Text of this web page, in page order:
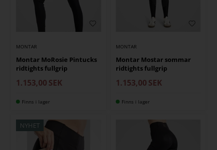
MONTAR
Montar MoRosie Pintucks
ridtights fullgrip
1.153,00 SEK
Finns i lager
MONTAR
Montar Mostar sommar
ridtights fullgrip
1.153,00 SEK
Finns i lager
NYHET